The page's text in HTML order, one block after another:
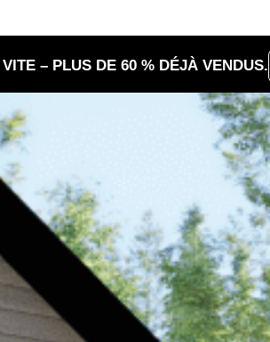
– PLUS DE 60 % DÉJÀ VENDUS.